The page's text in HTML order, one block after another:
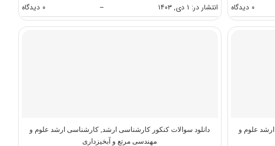
۰ دیدگاه
سوالات
و
آبخیزداری
انتشار در: ۱ دی, ۱۴۰۳ -- ۰ دیدگاه
on
سوالات
و
علوم و
دانلود سوالات کنکور کارشناسی ارشد, کارشناسی ارشد علوم و
مهندسی مرتع و آبخیزداری